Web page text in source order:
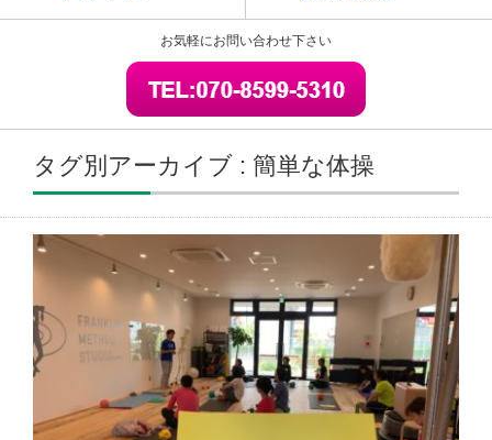
お気軽にお問い合わせ下さい
タグ別アーカイブ : 簡単な体操